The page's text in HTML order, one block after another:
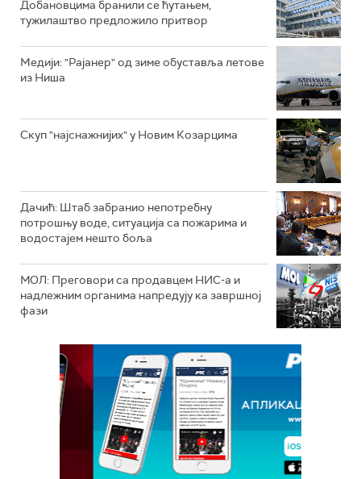
Добановцима бранили се ћутањем,
тужилаштво предложило притвор
Mедији: "Рајанер" од зиме обуставља летове
из Ниша
Скуп "најснажнијих" у Новим Козарцима
Дачић: Штаб забранио непотребну
потрошњу воде, ситуација са пожарима и
водостајем нешто боља
МОЛ: Преговори са продавцем НИС-а и
надлежним органима напредују ка завршној
фази